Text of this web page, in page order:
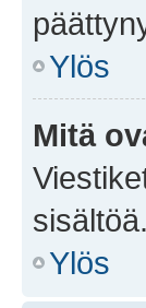
Ylös
Mitä
Ylös